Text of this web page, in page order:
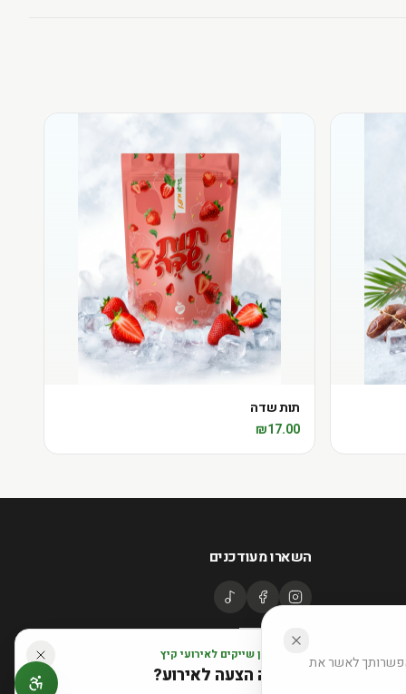
תות שדה
₪17.00
לאשר את דוכן שייקים לאירועי קיץ
רוצה הצעה לאירוע?
השארו מעודכנים